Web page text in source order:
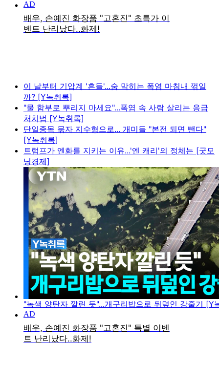
이 날부터 기압계 '흔들'...숨 막히는 폭염 마침내 꺾일
까? [Y녹취록]
"물 함부로 뿌리지 마세요"...폭염 속 사람 살리는 응급
처치법 [Y녹취록]
단일종목 묶자 지수형으로... 개미들 "본전 되면 뺀다"
[Y녹취록]
트럼프가 엔화를 지키는 이유...'엔 캐리'의 정체는 [굿모
닝경제]
"녹색 양탄자 깔린 듯"...개구리밥으로 뒤덮인 강줄기 [Y